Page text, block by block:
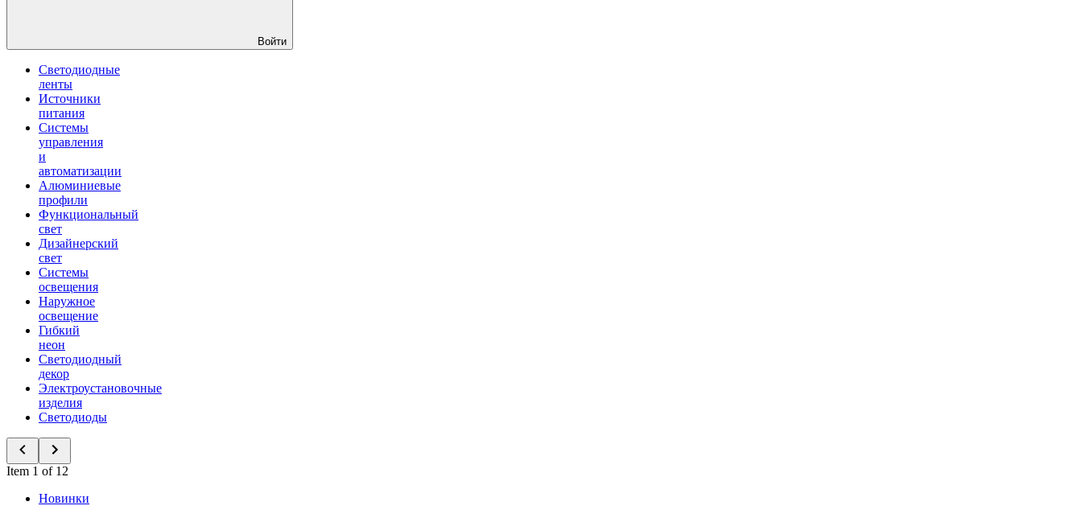
Войти
Светодиодные
ленты
Источники
питания
Системы
управления
и
автоматизации
Алюминиевые
профили
Функциональный
свет
Дизайнерский
свет
Системы
освещения
Наружное
освещение
Гибкий
неон
Светодиодный
декор
Электроустановочные
изделия
Светодиоды
Item 1 of 12
Новинки